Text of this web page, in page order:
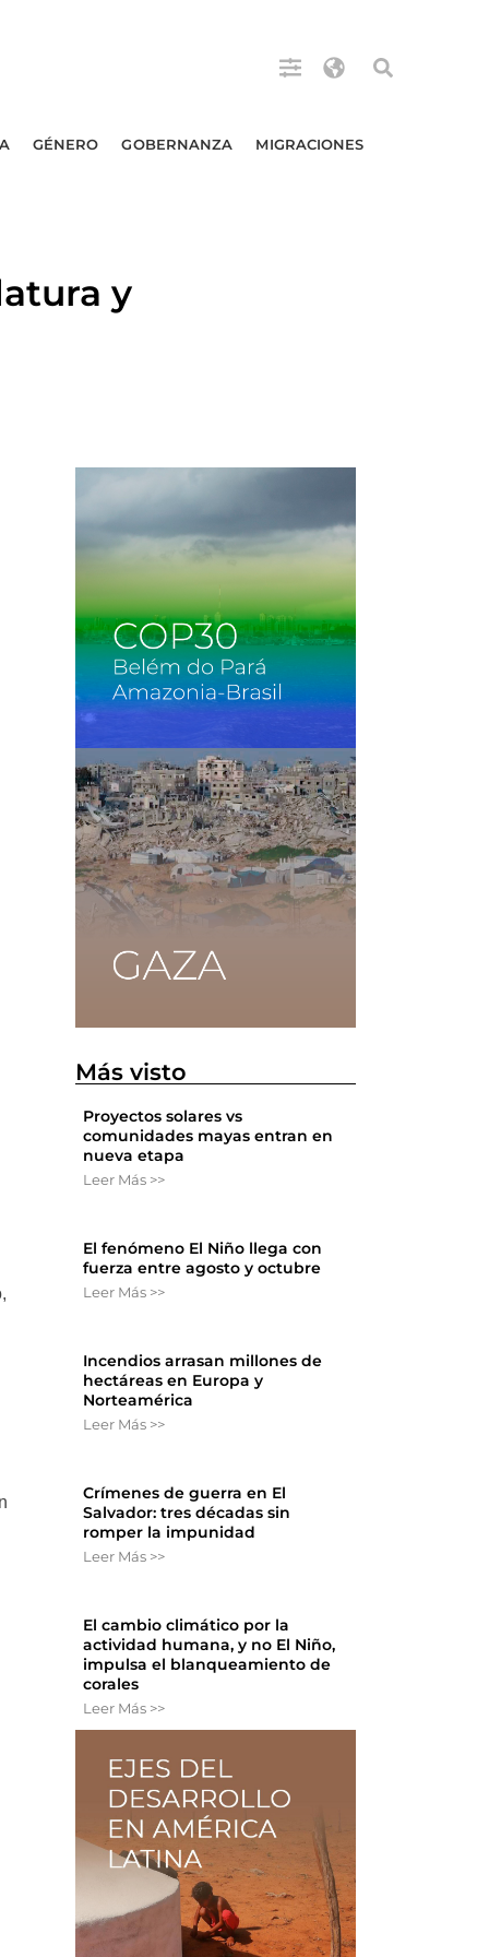
GÉNERO GOBERNANZA MIGRACIONES
y
Más visto
Proyectos solares vs
comunidades mayas entran en
nueva etapa
Leer Más >>
El fenómeno El Niño llega con
fuerza entre agosto y octubre
Leer Más >>
Incendios arrasan millones de
hectáreas en Europa y
Norteamérica
Leer Más >>
Crímenes de guerra en El
Salvador: tres décadas sin
romper la impunidad
Leer Más >>
El cambio climático por la
actividad humana, y no El Niño,
impulsa el blanqueamiento de
corales
Leer Más >>